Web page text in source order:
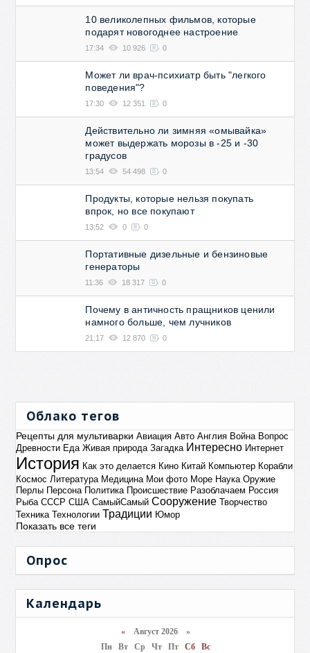
10 великолепных фильмов, которые
подарят новогоднее настроение
17:34 10 926 0
Может ли врач-психиатр быть "легкого
поведения"?
17:30 12 351 0
Действительно ли зимняя «омывайка»
может выдержать морозы в -25 и -30
градусов
13:54 54 498 0
Продукты, которые нельзя покупать
впрок, но все покупают
13:52 0 0
Портативные дизельные и бензиновые
генераторы
11:36 18 317 0
Почему в античность пращников ценили
намного больше, чем лучников
21:17 12 870 0
Облако тегов
Рецепты для мультиварки Авиация Авто Англия Война Вопрос
Древности Еда Живая природа Загадка Интересно Интернет
История Как это делается Кино Китай Компьютер Корабли
Космос Литература Медицина Мои фото Море Наука Оружие
Перлы Персона Политика Происшествие Разоблачаем Россия
Рыба СССР США СамыйСамый Сооружение Творчество
Техника Технологии Традиции Юмор
Показать все теги
Опрос
Календарь
«Август 2026 »
Пн
Вт Ср Чт Пт Сб
Вс